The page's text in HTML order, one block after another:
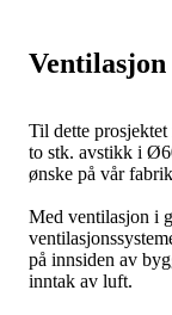
Til dette
to stk. avstikk i
ønske på vår
Med ventilasjon i
på innsiden av
inntak av luft.